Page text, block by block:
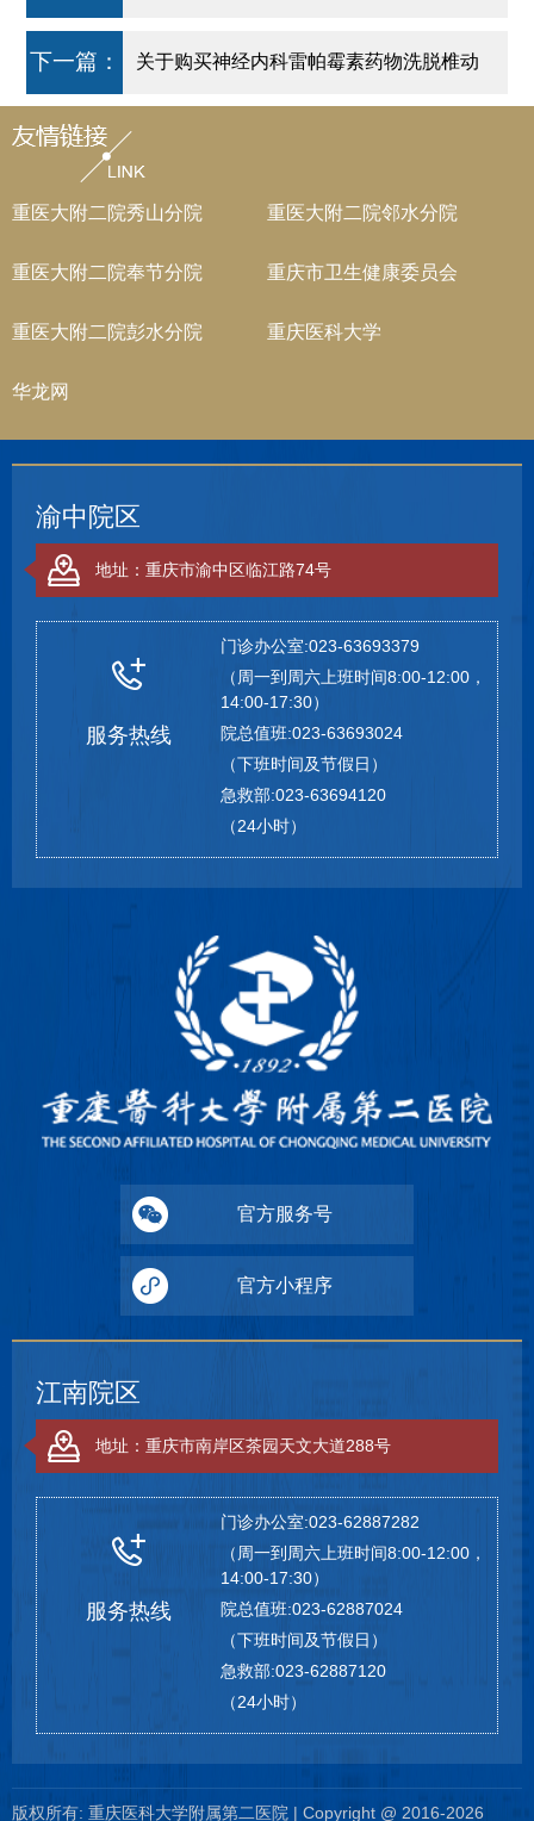
软聚硅酮银离子泡沫敷料(自粘性软聚硅酮
银离子泡沫敷料)的公告
下一篇： 关于购买神经内科雷帕霉素药物洗脱椎动
重医大附二院秀山分院 重医大附二院邻水分院
重医大附二院奉节分院 重庆市卫生健康委员会
重医大附二院彭水分院 重庆医科大学
华龙网
渝中院区
地址：重庆市渝中区临江路74号
服务热线
门诊办公室:023-63693379
（周一到周六上班时间8:00-12:00，
14:00-17:30）
院总值班:023-63693024
（下班时间及节假日）
急救部:023-63694120
（24小时）
官方服务号
官方小程序
江南院区
地址：重庆市南岸区茶园天文大道288号
服务热线
门诊办公室:023-62887282
（周一到周六上班时间8:00-12:00，
14:00-17:30）
院总值班:023-62887024
（下班时间及节假日）
急救部:023-62887120
（24小时）
版权所有: 重庆医科大学附属第二医院 | Copyright @ 2016-2026